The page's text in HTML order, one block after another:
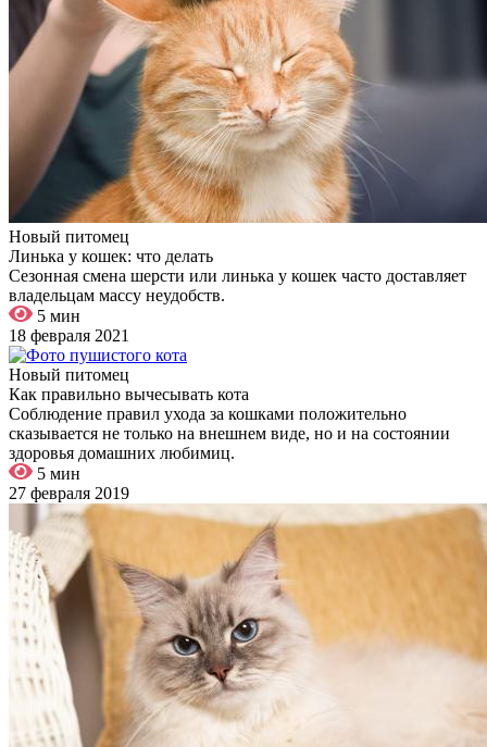
Новый питомец
​Линька у кошек: что делать
Сезонная смена шерсти или линька у кошек часто доставляет
владельцам массу неудобств.
5 мин
18 февраля 2021
Новый питомец
Как правильно вычесывать кота
Соблюдение правил ухода за кошками положительно
сказывается не только на внешнем виде, но и на состоянии
здоровья домашних любимиц.
5 мин
27 февраля 2019